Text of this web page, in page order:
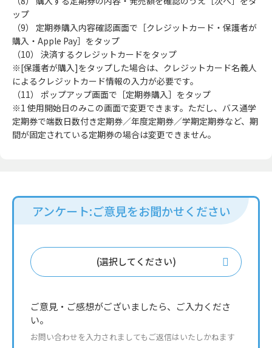
ップ
（9） 定期券購入内容確認画面で［クレジットカード・保護者が
購入・Apple Pay］をタップ
（10） 決済するクレジットカードをタップ
※[保護者が購入]をタップした場合は、クレジットカード名義人
によるクレジットカード情報の入力が必要です。
（11） ポップアップ画面で［定期券購入］をタップ
※1 使用開始日のみこの画面で変更できます。ただし、バス通学
定期券で端数日数付き定期券／年度定期券／学期定期券など、期
間が固定されている定期券の場合は変更できません。
アンケート:ご意見をお聞かせください
(選択してください)
ご意見・ご感想がございましたら、ご入力くださ
い。
お問い合わせを入力されましてもご返信はいたしかねます